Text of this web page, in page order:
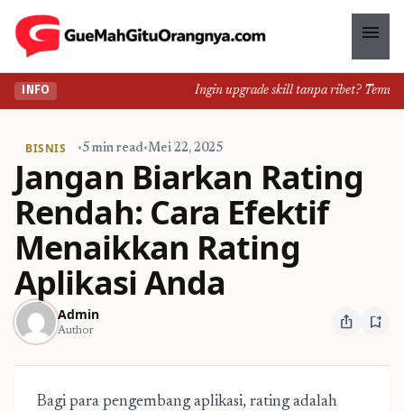
menu
INFO Ingin upgrade skill tanpa ribet?
BISNIS •5 min read•Mei 22, 2025
Jangan Biarkan Rating
Rendah: Cara Efektif
Menaikkan Rating
Aplikasi Anda
Admin
Author ios_share bookmark_add
Bagi para pengembang aplikasi, rating adalah